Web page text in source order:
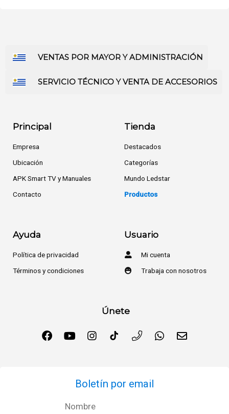
VENTAS POR MAYOR Y ADMINISTRACIÓN
SERVICIO TÉCNICO Y VENTA DE ACCESORIOS
Principal
Empresa
Ubicación
APK Smart TV y Manuales
Contacto
Tienda
Destacados
Categorías
Mundo Ledstar
Productos
Ayuda
Política de privacidad
Términos y condiciones
Usuario
Mi cuenta
Trabaja con nosotros
Únete
Boletín por email